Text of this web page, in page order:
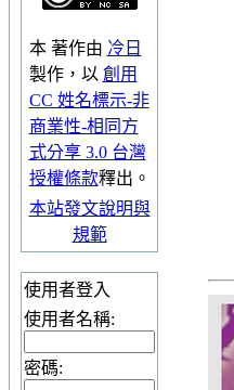
本 著作由 冷日
製作，以 創用
CC 姓名標示-非
商業性-相同方
式分享 3.0 台灣
授權條款釋出。
本站發文說明與
規範
使用者登入
使用者名稱:
密碼: